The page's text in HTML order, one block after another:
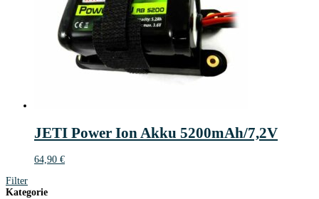
JETI Power Ion Akku 5200mAh/7,2V
64,90 €
Filter
Kategorie